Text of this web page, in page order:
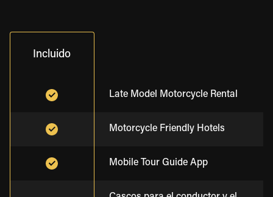
Incluido
Late Model Motorcycle Rental
Motorcycle Friendly Hotels
Mobile Tour Guide App